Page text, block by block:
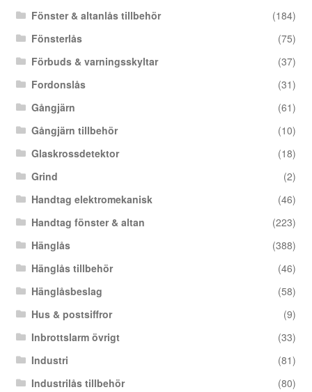
Fönster & altanlås tillbehör
(184)
Fönsterlås
(75)
Förbuds & varningsskyltar
(37)
Fordonslås
(31)
Gångjärn
(61)
Gångjärn tillbehör
(10)
Glaskrossdetektor
(18)
Grind
(2)
Handtag elektromekanisk
(46)
Handtag fönster & altan
(223)
Hänglås
(388)
Hänglås tillbehör
(46)
Hänglåsbeslag
(58)
Hus & postsiffror
(9)
Inbrottslarm övrigt
(33)
Industri
(81)
Industrilås tillbehör
(80)